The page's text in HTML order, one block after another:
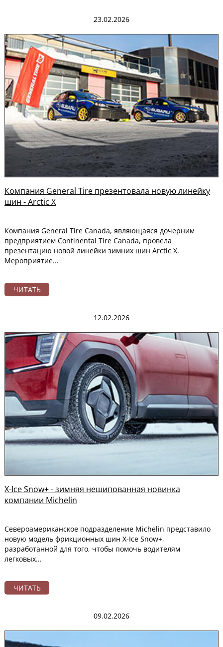
23.02.2026
Компания General Tire презентовала новую линейку
шин - Arctic X
Компания General Tire Canada, являющаяся дочерним
предприятием Continental Tire Canada, провела
презентацию новой линейки зимних шин Arctic X.
Мероприятие...
ЧИТАТЬ
12.02.2026
X-Ice Snow+ - зимняя нешипованная новинка
компании Michelin
Североамериканское подразделение Michelin представило
новую модель фрикционных шин X-Ice Snow+,
разработанной для того, чтобы помочь водителям
легковых...
ЧИТАТЬ
09.02.2026